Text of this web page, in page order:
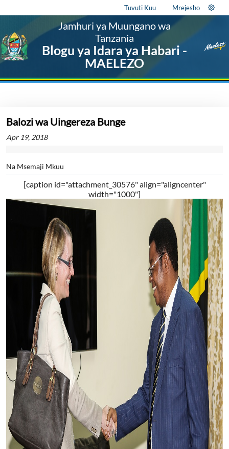
Tuvuti Kuu Mrejesho
Jamhuri ya Muungano wa
Tanzania
Blogu ya Idara ya Habari -
MAELEZO
Balozi wa Uingereza Bunge
Apr 19, 2018
Na Msemaji Mkuu
[caption id="attachment_30576" align="aligncenter"
width="1000"]